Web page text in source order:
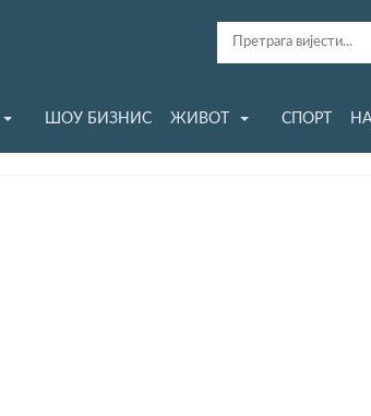
ШОУ БИЗНИС ЖИВОТ СПОРТ